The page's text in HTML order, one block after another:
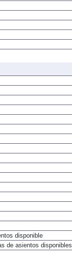
disponible
de asientos disponibles